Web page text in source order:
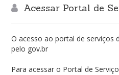
Acessar Portal de
O acesso ao portal de serviços
pelo gov.br
Para acessar o Portal de